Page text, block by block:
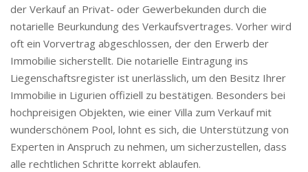
der Verkauf an Privat- oder Gewerbekunden durch die
notarielle Beurkundung des Verkaufsvertrages. Vorher wird
oft ein Vorvertrag abgeschlossen, der den Erwerb der
Immobilie sicherstellt. Die notarielle Eintragung ins
Liegenschaftsregister ist unerlässlich, um den Besitz Ihrer
Immobilie in Ligurien offiziell zu bestätigen. Besonders bei
hochpreisigen Objekten, wie einer Villa zum Verkauf mit
wunderschönem Pool, lohnt es sich, die Unterstützung von
Experten in Anspruch zu nehmen, um sicherzustellen, dass
alle rechtlichen Schritte korrekt ablaufen.